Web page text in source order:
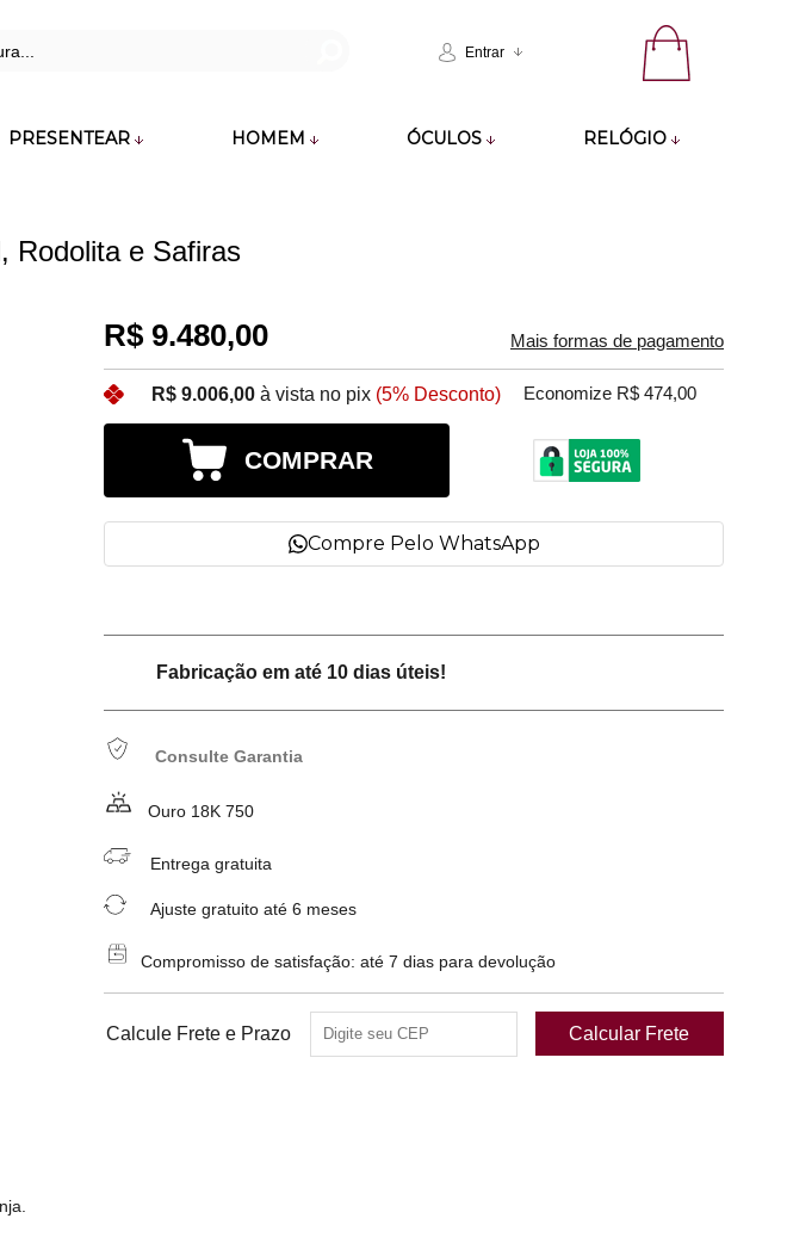
Entrar
PRESENTEAR HOMEM ÓCULOS RELÓGIO
Rodolita e Safiras
R$ 9.480,00 Mais formas de pagamento
R$ 9.006,00à vista no pix (5% Desconto) Economize R$ 474,00
COMPRAR
Compre Pelo WhatsApp
Fabricação em até 10 dias úteis!
Consulte Garantia
Ouro 18K 750
Entrega gratuita
Ajuste gratuito até 6 meses
Compromisso de satisfação: até 7 dias para devolução
Calcule Frete e Prazo